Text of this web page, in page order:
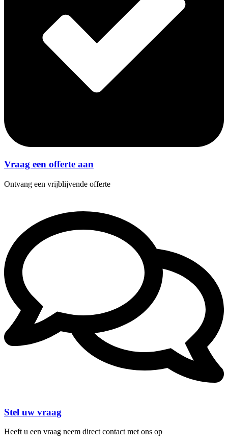
Vraag een offerte aan
Ontvang een vrijblijvende offerte
Stel uw vraag
Heeft u een vraag neem direct contact met ons op